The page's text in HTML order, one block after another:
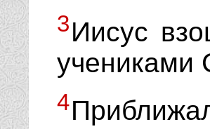
3Иисус
учениками
4